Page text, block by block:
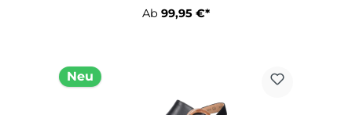
ieker.com/de-de
Ab 99,95 €*
Neu